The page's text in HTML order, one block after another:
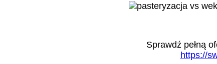
Sprawdź pełną
https://